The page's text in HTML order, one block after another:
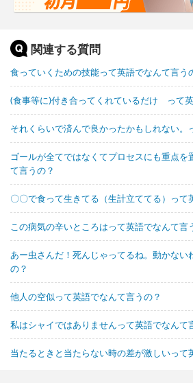
関連する質問
食っていくための技能って英語でなんて言う
(食事等に)付き合ってくれているだけ って
それくらいで済んで良かったかもしれない。
ゴールが全てではなくてプロセスにも重点を
て言うの？
〇〇で食って生きてる（生計立ててる）って
この病気の辛いところはって英語でなんて言
あー虫さんだ！死んじゃってるね。動かない
の？
他人の空似って英語でなんて言うの？
私はシャイではありませんって英語でなんて
当たるときと当たらない時の差が激しいって